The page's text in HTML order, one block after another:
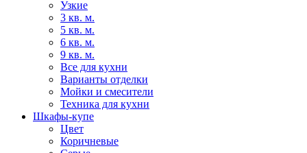
Узкие
3 кв. м.
5 кв. м.
6 кв. м.
9 кв. м.
Все для кухни
Варианты отделки
Мойки и смесители
Техника для кухни
Шкафы-купе
Цвет
Коричневые